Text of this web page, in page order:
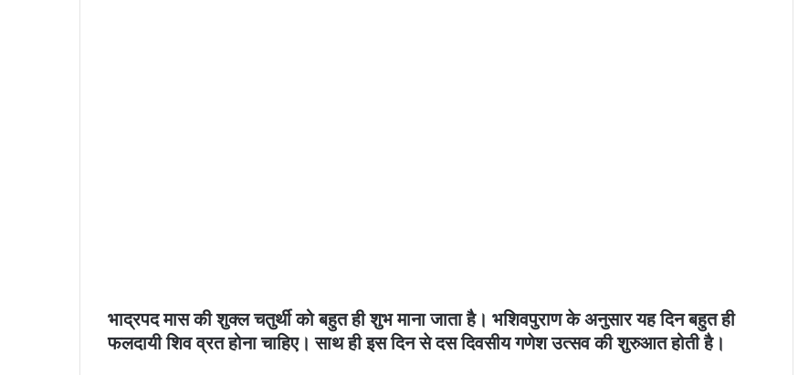
भाद्रपद मास की शुक्ल चतुर्थी को बहुत ही शुभ माना जाता है। भशिवपुराण के अनुसार यह दिन बहुत ही
फलदायी शिव व्रत होना चाहिए। साथ ही इस दिन से दस दिवसीय गणेश उत्सव की शुरुआत होती है।